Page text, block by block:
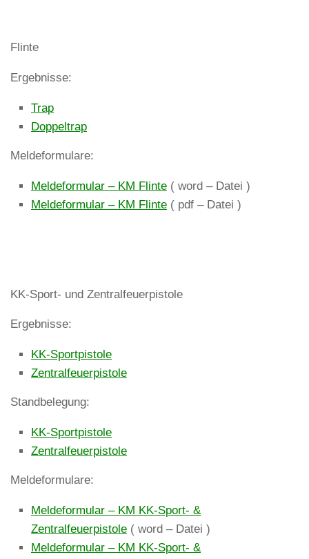
Flinte
Ergebnisse:
Trap
Doppeltrap
Meldeformulare:
Meldeformular – KM Flinte ( word – Datei )
Meldeformular – KM Flinte ( pdf – Datei )
KK-Sport- und Zentralfeuerpistole
Ergebnisse:
KK-Sportpistole
Zentralfeuerpistole
Standbelegung:
KK-Sportpistole
Zentralfeuerpistole
Meldeformulare:
Meldeformular – KM KK-Sport- &
Zentralfeuerpistole ( word – Datei )
Meldeformular – KM KK-Sport- &